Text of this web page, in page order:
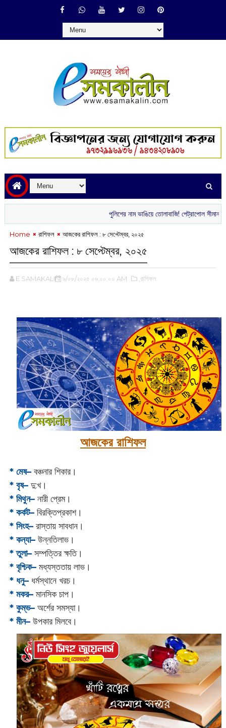
পুলিশের নাম ভাঙিয়ে তোলাবাজি! পেট্রাপোল সীমান্ত
Home রাশিফল আজকের রাশিফল :‌ ৮ সেপ্টেম্বর, ২০২৫
আজকের রাশিফল :‌ ৮ সেপ্টেম্বর, ২০২৫
E SAMAKALIN ৯/০৮/২০২৫ ০৬:০০:০০ AM ,রাশিফল
আজকের রাশিফল
* মেষ–বঞ্চনার শিকার।
* বৃষ–দু:‌খ।
* মিথুন–নারী প্রেম।
* কর্কট–বিরক্তিপ্রকাশ।
* সিংহ–রাস্তায় সাবধান।
* কন্যা–উন্নতিলাভ।
* তুলা–সম্পত্তির ক্ষতি।
* বৃশ্চিক–মধ্যস্ততায় লাভ।
* ধনু–ধর্মস্থানে খরচ।
* মকর–মানসিক চাপ।‌
* কুম্ভ–অর্শের সমস্যা।
* মীন–উপকার মিলবে।‌‌‌‌‌‌‌‌‌‌‌‌‌‌‌‌‌‌‌‌‌‌‌‌‌‌‌‌‌‌‌‌‌‌‌‌‌‌